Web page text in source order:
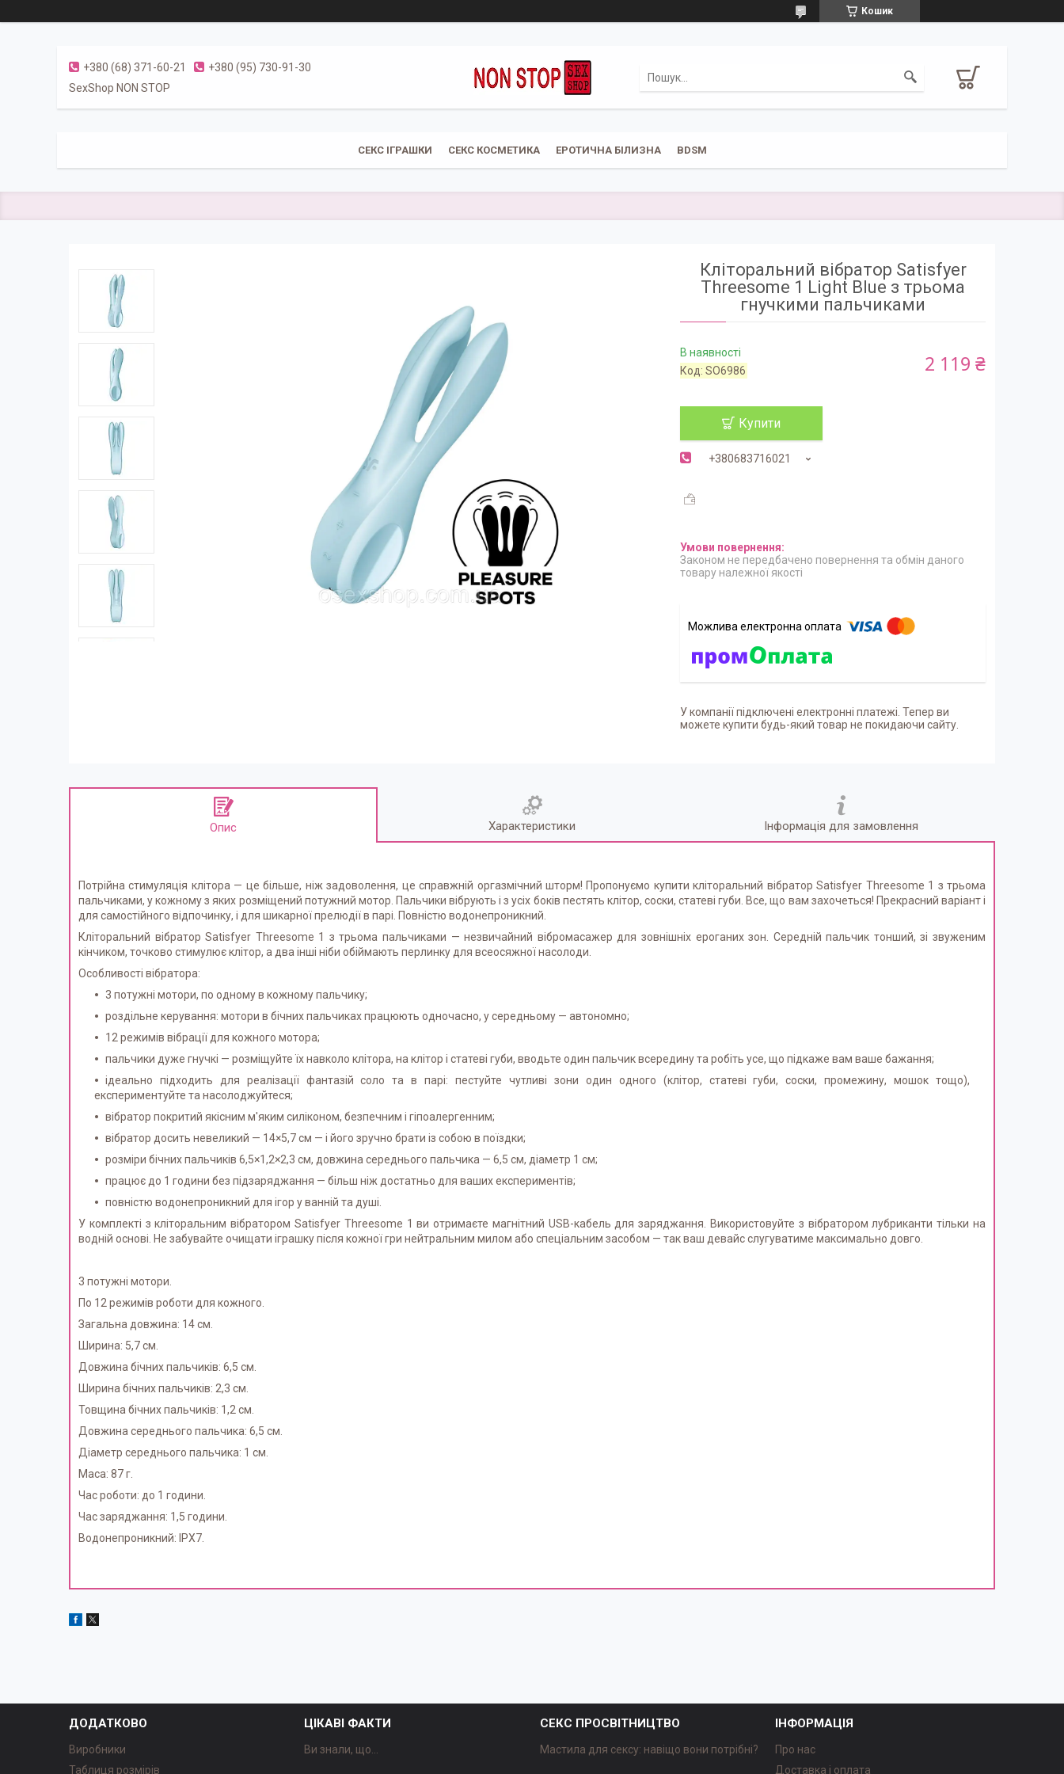
Кошик
+380 (68) 371-60-21
+380 (95) 730-91-30
SexShop NON STOP
СЕКС ІГРАШКИ СЕКС КОСМЕТИКА ЕРОТИЧНА БІЛИЗНА BDSM
Кліторальний вібратор Satisfyer
Threesome 1 Light Blue з трьома
гнучкими пальчиками
В наявності
Код:SO6986 2 119 ₴
Купити
+380683716021
Законом не передбачено повернення та обмін даного
товару належної якості
У компанії підключені електронні платежі. Тепер ви
можете купити будь-який товар не покидаючи сайту.
Опис Характеристики Інформація для замовлення
Потрійна стимуляція клітора — це більше, ніж задоволення, це справжній оргазмічний шторм! Пропонуємо купити кліторальний вібратор Satisfyer Threesome 1 з трьома
пальчиками, у кожному з яких розміщений потужний мотор. Пальчики вібрують і з усіх боків пестять клітор, соски, статеві губи. Все, що вам захочеться! Прекрасний варіант і
для самостійного відпочинку, і для шикарної прелюдії в парі. Повністю водонепроникний.
Кліторальний вібратор Satisfyer Threesome 1 з трьома пальчиками — незвичайний вібромасажер для зовнішніх ероганих зон. Середній пальчик тонший, зі звуженим
кінчиком, точково стимулює клітор, а два інші ніби обіймають перлинку для всеосяжної насолоди.
Особливості вібратора:
3 потужні мотори, по одному в кожному пальчику;
роздільне керування: мотори в бічних пальчиках працюють одночасно, у середньому — автономно;
12 режимів вібрації для кожного мотора;
пальчики дуже гнучкі — розміщуйте їх навколо клітора, на клітор і статеві губи, вводьте один пальчик всередину та робіть усе, що підкаже вам ваше бажання;
ідеально підходить для реалізації фантазій соло та в парі: пестуйте чутливі зони один одного (клітор, статеві губи, соски, промежину, мошок тощо),
експериментуйте та насолоджуйтеся;
вібратор покритий якісним м'яким силіконом, безпечним і гіпоалергенним;
вібратор досить невеликий — 14×5,7 см — і його зручно брати із собою в поїздки;
розміри бічних пальчиків 6,5×1,2×2,3 см, довжина середнього пальчика — 6,5 см, діаметр 1 см;
працює до 1 години без підзаряджання — більш ніж достатньо для ваших експериментів;
повністю водонепроникний для ігор у ванній та душі.
У комплекті з кліторальним вібратором Satisfyer Threesome 1 ви отримаєте магнітний USB-кабель для заряджання. Використовуйте з вібратором лубриканти тільки на
водній основі. Не забувайте очищати іграшку після кожної гри нейтральним милом або спеціальним засобом — так ваш девайс слугуватиме максимально довго.
3 потужні мотори.
По 12 режимів роботи для кожного.
Загальна довжина: 14 см.
Ширина: 5,7 см.
Довжина бічних пальчиків: 6,5 см.
Ширина бічних пальчиків: 2,3 см.
Товщина бічних пальчиків: 1,2 см.
Довжина середнього пальчика: 6,5 см.
Діаметр середнього пальчика: 1 см.
Маса: 87 г.
Час роботи: до 1 години.
Час заряджання: 1,5 години.
Водонепроникний: IPX7.
ДОДАТКОВО
Виробники
Таблиця розмірів
ЦІКАВІ ФАКТИ
Ви знали, що...
СЕКС ПРОСВІТНИЦТВО
Мастила для сексу: навіщо вони потрібні?
ІНФОРМАЦІЯ
Про нас
Доставка і оплата